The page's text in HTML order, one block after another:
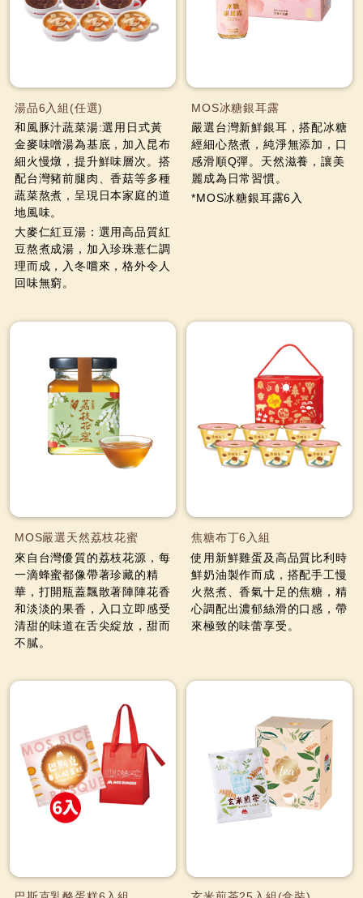
湯品6入組(任選)
和風豚汁蔬菜湯:選用日式黃
金麥味噌湯為基底，加入昆布
細火慢燉，提升鮮味層次。搭
配台灣豬前腿肉、香菇等多種
蔬菜熬煮，呈現日本家庭的道
地風味。
大麥仁紅豆湯：選用高品質紅
豆熬煮成湯，加入珍珠薏仁調
理而成，入冬嚐來，格外令人
回味無窮。
MOS冰糖銀耳露
嚴選台灣新鮮銀耳，搭配冰糖
經細心熬煮，純淨無添加，口
感滑順Q彈。天然滋養，讓美
麗成為日常習慣。
*MOS冰糖銀耳露6入
MOS嚴選天然荔枝花蜜
來自台灣優質的荔枝花源，每
一滴蜂蜜都像帶著珍藏的精
華，打開瓶蓋飄散著陣陣花香
和淡淡的果香，入口立即感受
清甜的味道在舌尖綻放，甜而
不膩。
焦糖布丁6入組
使用新鮮雞蛋及高品質比利時
鮮奶油製作而成，搭配手工慢
火熬煮、香氣十足的焦糖，精
心調配出濃郁絲滑的口感，帶
來極致的味蕾享受。